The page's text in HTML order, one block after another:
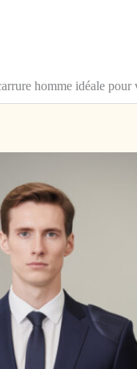
homme idéale pour